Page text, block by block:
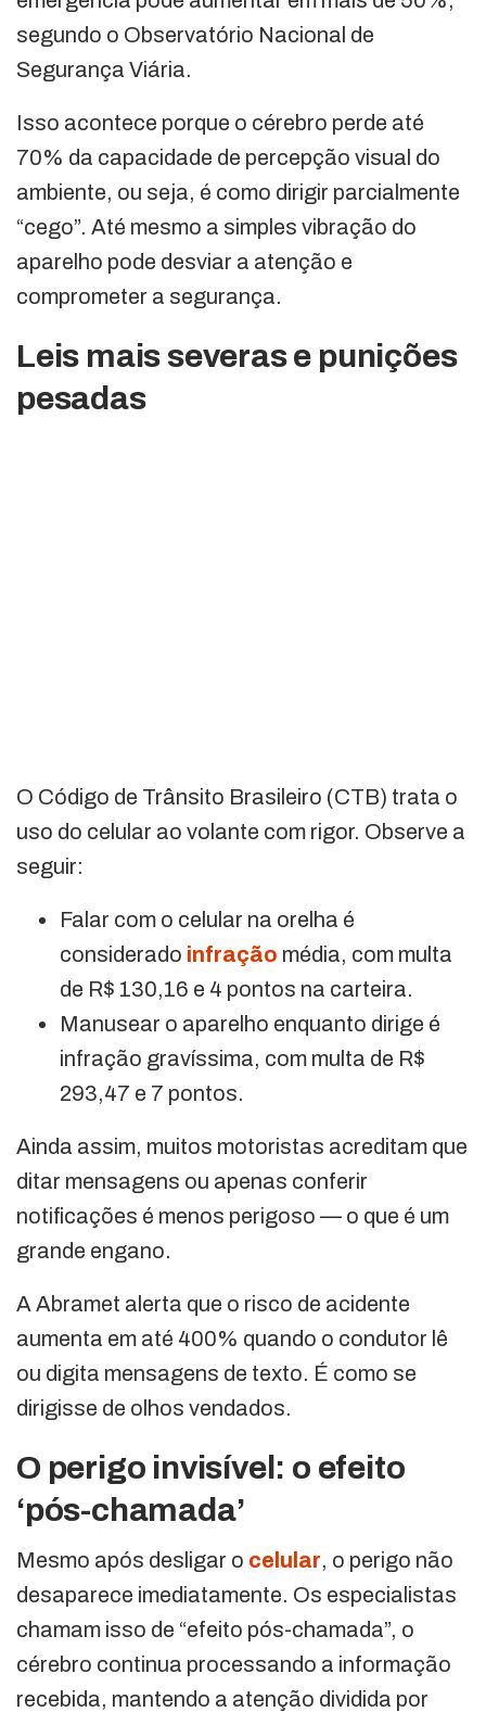
segundo o Observatório Nacional de
Segurança Viária.
Isso acontece porque o cérebro perde até
70% da capacidade de percepção visual do
ambiente, ou seja, é como dirigir parcialmente
“cego”. Até mesmo a simples vibração do
aparelho pode desviar a atenção e
comprometer a segurança.
Leis mais severas e punições
pesadas
O Código de Trânsito Brasileiro (CTB) trata o
uso do celular ao volante com rigor. Observe a
seguir:
Falar com o celular na orelha é
considerado infração média, com multa
de R$ 130,16 e 4 pontos na carteira.
Manusear o aparelho enquanto dirige é
infração gravíssima, com multa de R$
293,47 e 7 pontos.
Ainda assim, muitos motoristas acreditam que
ditar mensagens ou apenas conferir
notificações é menos perigoso — o que é um
grande engano.
A Abramet alerta que o risco de acidente
aumenta em até 400% quando o condutor lê
ou digita mensagens de texto. É como se
dirigisse de olhos vendados.
O perigo invisível: o efeito
‘pós-chamada’
Mesmo após desligar o celular, o perigo não
desaparece imediatamente. Os especialistas
chamam isso de “efeito pós-chamada”, o
cérebro continua processando a informação
recebida, mantendo a atenção dividida por